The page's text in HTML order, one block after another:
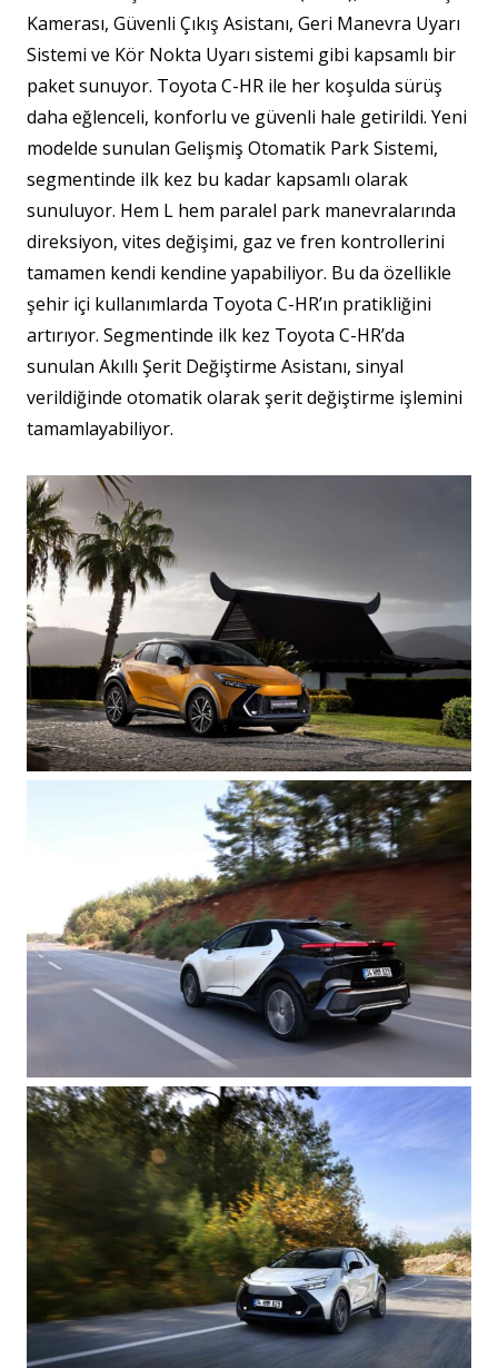
Kamerası, Güvenli Çıkış Asistanı, Geri Manevra Uyarı
Sistemi ve Kör Nokta Uyarı sistemi gibi kapsamlı bir
paket sunuyor. Toyota C-HR ile her koşulda sürüş
daha eğlenceli, konforlu ve güvenli hale getirildi. Yeni
modelde sunulan Gelişmiş Otomatik Park Sistemi,
segmentinde ilk kez bu kadar kapsamlı olarak
sunuluyor. Hem L hem paralel park manevralarında
direksiyon, vites değişimi, gaz ve fren kontrollerini
tamamen kendi kendine yapabiliyor. Bu da özellikle
şehir içi kullanımlarda Toyota C-HR’ın pratikliğini
artırıyor. Segmentinde ilk kez Toyota C-HR’da
sunulan Akıllı Şerit Değiştirme Asistanı, sinyal
verildiğinde otomatik olarak şerit değiştirme işlemini
tamamlayabiliyor.